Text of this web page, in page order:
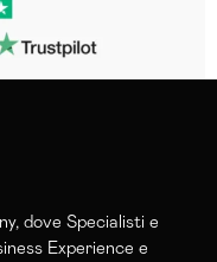
dove Specialisti e
Experience e